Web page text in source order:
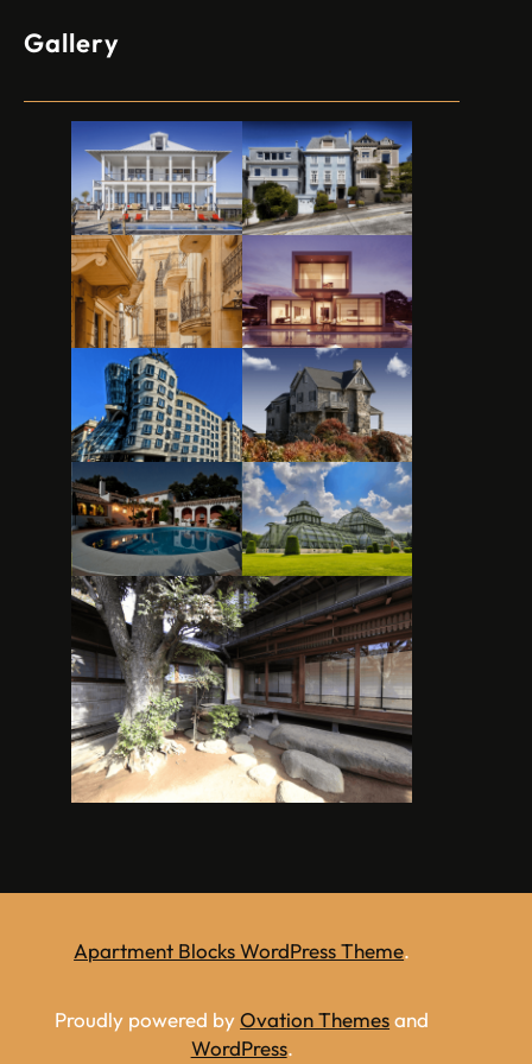
Gallery
Apartment Blocks WordPress Theme.
Proudly powered byOvation Themesand
WordPress.